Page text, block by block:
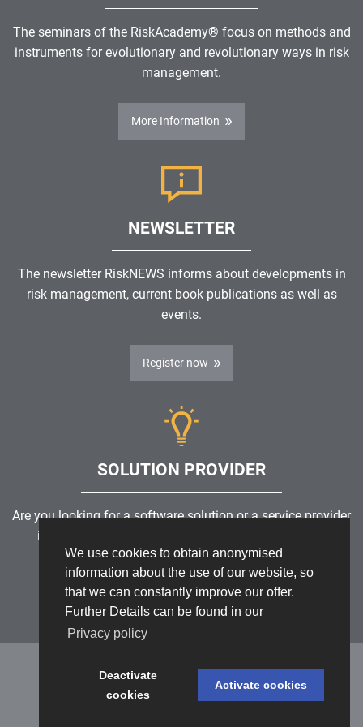
We use cookies to obtain anonymised
information about the use of our website, so
that we can constantly improve our offer.
Further Details can be found in our
Privacy policy
Deactivate
cookies
Activate cookies
The seminars of the RiskAcademy® focus on methods and
instruments for evolutionary and revolutionary ways in risk
management.
More Information
NEWSLETTER
The newsletter RiskNEWS informs about developments in
risk management, current book publications as well as
events.
Register now
SOLUTION PROVIDER
Are you looking for a software solution or a service provider
in the field of risk management, GRC, ICS or ISMS?
Find a solution provider
Datenschutz Impressum/Sitemap